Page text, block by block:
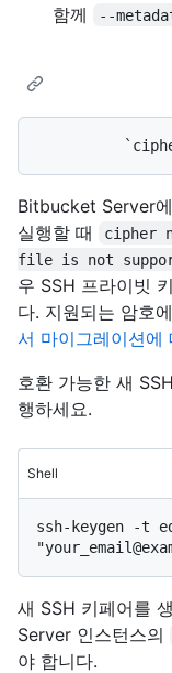
함께
--
Bitbucket Server
실행할 때
cipher
file is not
우 SSH 프라이빗
다. 지원되는 암호
서 마이그레이션에
호환 가능한 새
행하세요.
Shell
ssh-keygen -t
새 SSH 키페어를
Server 인스턴스의
야 합니다.